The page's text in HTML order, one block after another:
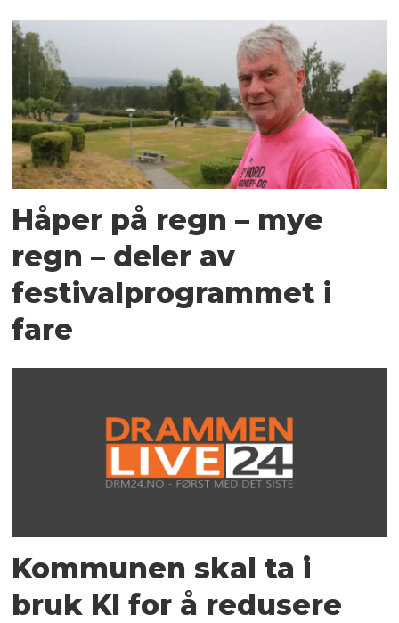
Håper på regn – mye
regn – deler av
festivalprogrammet i
fare
Kommunen skal ta i
bruk KI for å redusere